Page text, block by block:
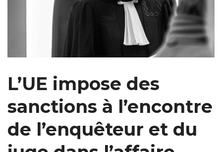
L’UE impose des
sanctions à l’encontre
de l’enquêteur et du